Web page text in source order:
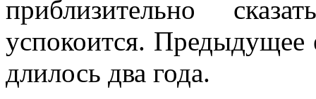
приблизительно
успокоится. Предыдущее
длилось два года.